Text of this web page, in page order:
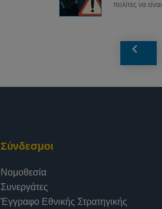
πολίτες να είναι
Σύνδεσμοι
Νομοθεσία
Συνεργάτες
Έγγραφο Εθνικής Στρατηγικής